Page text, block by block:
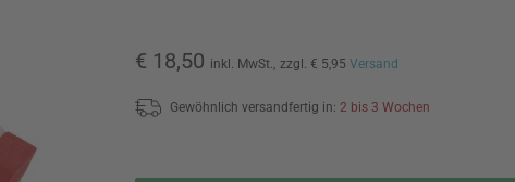
€ 18,50 inkl. MwSt., zzgl. € 5,95 Versand
Gewöhnlich versandfertig in: 2 bis 3 Wochen